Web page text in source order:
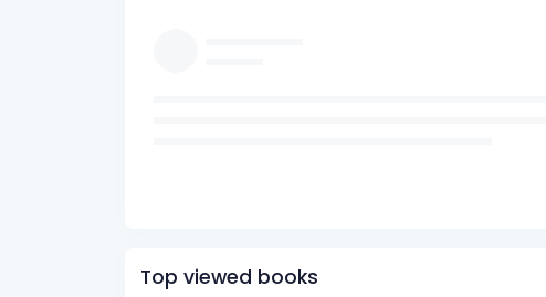
Top viewed books